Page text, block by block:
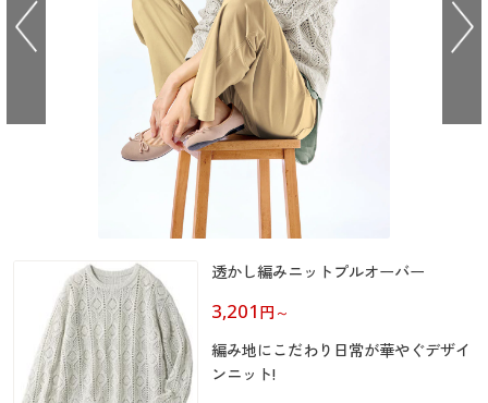
カーテン・ラグ・ファブリック
制服・学生服
ジュニア・ティーンズ下着
大きいサイズ通販すべて
大きいサイズ レディース服
大きいサイズ レディース下着
大きいサイズ メンズ
大きいサイズ 事務・制服
バーゲン
商品カテゴリ一覧
カタログ・チラシからのご注文
デジタルカタログ
カタログ無料プレゼント
ジュニア・ティーンズ下着
大きいサイズ レディース服
大きいサイズ レディース下着
大きいサイズ メンズ
大きいサイズ 事務・制服
バーゲンセール
シークレットセール
詳細検索
商品カテゴリ一覧
カタログ・チラシからのご注文
デジタルカタログ
カタログ無料プレゼント
会員メニュー
透かし編みニットプルオーバー
3,201 円 ～
編み地にこだわり日常が華やぐデザイ
ンニット!